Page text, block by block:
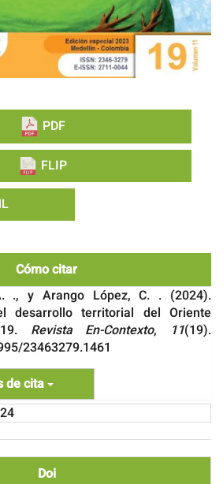
PDF
FLIP
Cómo citar
., y Arango López, C. . (2024).
desarrollo territorial del Oriente
Revista En-Contexto, 11(19).
23463279.1461
de cita
Doi